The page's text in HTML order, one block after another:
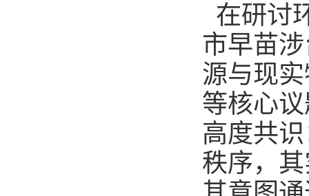
在研讨
市早苗
源与现
等核心
高度共
秩序，